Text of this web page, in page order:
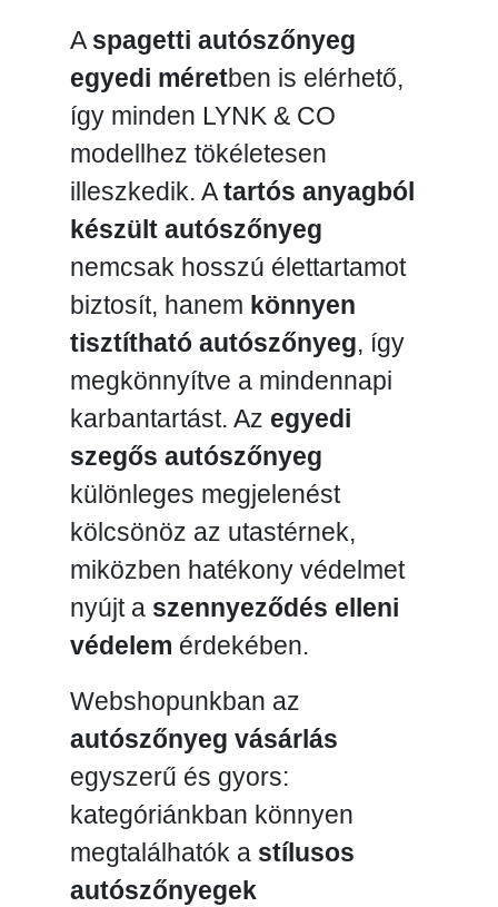
A spagetti autószőnyeg
egyedi méretben is elérhető,
így minden LYNK & CO
modellhez tökéletesen
illeszkedik. Atartós anyagból
készült autószőnyeg
nemcsak hosszú élettartamot
biztosít, hanem könnyen
tisztítható autószőnyeg, így
megkönnyítve a mindennapi
karbantartást. Az egyedi
szegős autószőnyeg
különleges megjelenést
kölcsönöz az utastérnek,
miközben hatékony védelmet
nyújt a szennyeződés elleni
védelem érdekében.
Webshopunkban az
autószőnyeg vásárlás
egyszerű és gyors:
kategóriánkban könnyen
megtalálhatók a stílusos
autószőnyegek